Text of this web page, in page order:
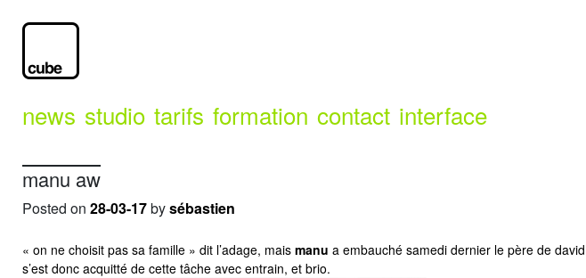
news studio tarifs formation contact interface
manu aw
Posted on 28-03-17bysébastien
« on ne choisit pas sa famille » dit l’adage, mais manu a embauché samedi dernier le père de
s’est donc acquitté de cette tâche avec entrain, et brio.